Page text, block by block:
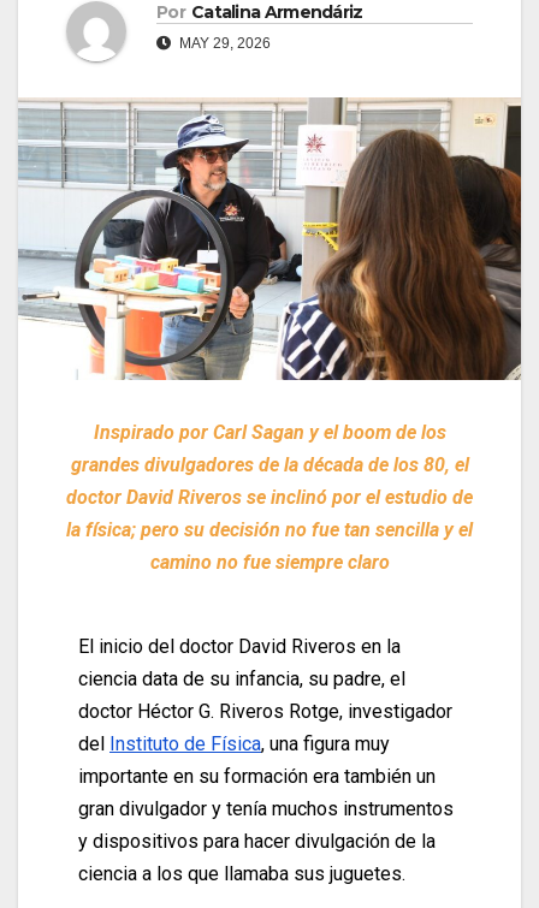
Por Catalina Armendáriz
MAY 29, 2026
Inspirado por Carl Sagan y el boom de los
grandes divulgadores de la década de los 80, el
doctor David Riveros se inclinó por el estudio de
la física; pero su decisión no fue tan sencilla y el
camino no fue siempre claro
El inicio del doctor David Riveros en la
ciencia data de su infancia, su padre, el
doctor Héctor G. Riveros Rotge, investigador
del
Instituto de Física, una figura muy
importante en su formación era también un
gran divulgador y tenía muchos instrumentos
y dispositivos para hacer divulgación de la
ciencia a los que llamaba sus juguetes.